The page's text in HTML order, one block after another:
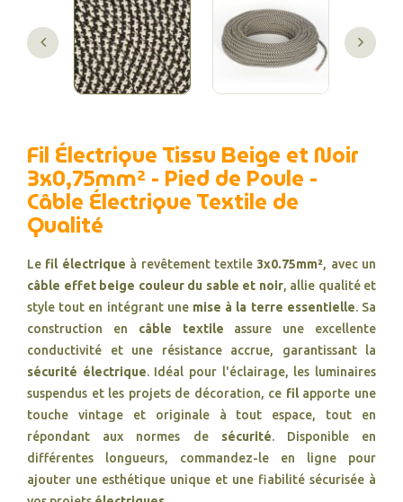
Fil Électrique Tissu Beige et Noir
3x0,75mm² - Pied de Poule -
Câble Électrique Textile de
Qualité
Le fil électrique à revêtement textile 3x0.75mm², avec un
câble effet beige couleur du sable et noir, allie qualité et
style tout en intégrant une mise à la terre essentielle. Sa
construction en câble textile assure une excellente
conductivité et une résistance accrue, garantissant la
sécurité électrique. Idéal pour l'éclairage, les luminaires
suspendus et les projets de décoration, ce filapporte une
touche vintage et originale à tout espace, tout en
répondant aux normes de sécurité. Disponible en
différentes longueurs, commandez-le en ligne pour
ajouter une esthétique unique et une fiabilité sécurisée à